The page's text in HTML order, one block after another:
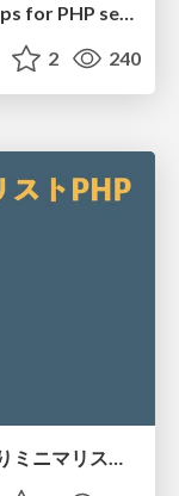
セッションのトークセッション / Traps for PHP session features in growing web apps
2 240